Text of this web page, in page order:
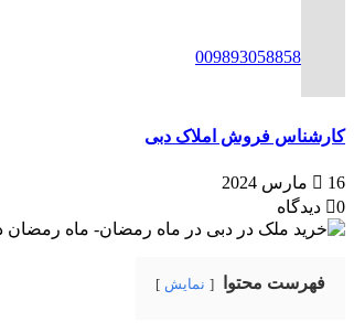
00989305885808
کارشناس فروش املاک دبی
16 مارس 2024
0 دیدگاه
فهرست محتوا نمایش